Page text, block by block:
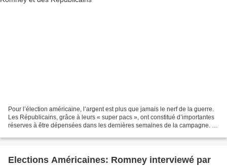
Pour l’élection américaine, l’argent est plus que jamais le nerf de la guerre.
Les Républicains, grâce à leurs « super pacs », ont constitué d’importantes
réserves à être dépensées dans les dernières semaines de la campagne. A
Elections Américaines: Romney interviewé par